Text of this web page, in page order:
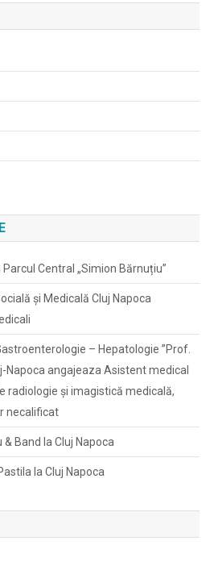
Central „Simion Bărnuțiu”
şi Medicală Cluj Napoca
– Hepatologie ”Prof.
Napoca angajeaza Asistent medical
radiologie și imagistică medicală,
necalificat
Band la Cluj Napoca
la Cluj Napoca